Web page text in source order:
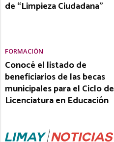
de “Limpieza Ciudadana”
FORMACIÓN
Conocé el listado de
beneficiarios de las becas
municipales para el Ciclo de
Licenciatura en Educación